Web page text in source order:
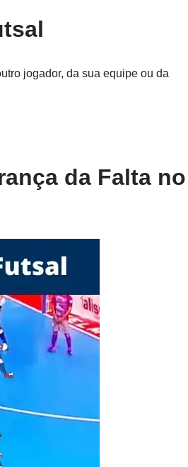
jogador, da sua equipe ou da
da Falta no